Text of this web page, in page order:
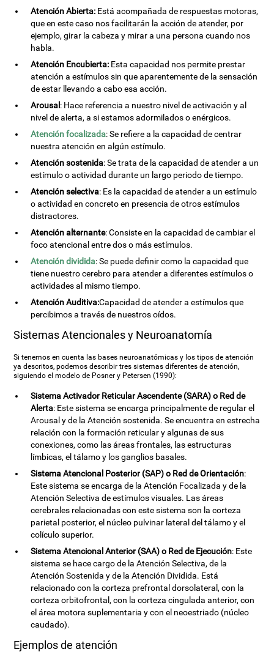
Atención Abierta: Está acompañada de respuestas motoras,
que en este caso nos facilitarán la acción de atender, por
ejemplo, girar la cabeza y mirar a una persona cuando nos
habla.
Atención Encubierta: Esta capacidad nos permite prestar
atención a estímulos sin que aparentemente de la sensación
de estar llevando a cabo esa acción.
Arousal : Hace referencia a nuestro nivel de activación y al
nivel de alerta, a si estamos adormilados o enérgicos.
Atención focalizada: Se refiere a la capacidad de centrar
nuestra atención en algún estímulo.
Atención sostenida: Se trata de la capacidad de atender a un
estímulo o actividad durante un largo periodo de tiempo.
Atención selectiva: Es la capacidad de atender a un estímulo
o actividad en concreto en presencia de otros estímulos
distractores.
Atención alternante: Consiste en la capacidad de cambiar el
foco atencional entre dos o más estímulos.
Atención dividida: Se puede definir como la capacidad que
tiene nuestro cerebro para atender a diferentes estímulos o
actividades al mismo tiempo.
Atención Auditiva:Capacidad de atender a estímulos que
percibimos a través de nuestros oídos.
Sistemas Atencionales y Neuroanatomía
Si tenemos en cuenta las bases neuroanatómicas y los tipos de atención
ya descritos, podemos describir tres sistemas diferentes de atención,
siguiendo el modelo de Posner y Petersen (1990):
Sistema Activador Reticular Ascendente (SARA) o Red de
Alerta: Este sistema se encarga principalmente de regular el
Arousal y de la Atención sostenida. Se encuentra en estrecha
relación con la formación reticular y algunas de sus
conexiones, como las áreas frontales, las estructuras
límbicas, el tálamo y los ganglios basales.
Sistema Atencional Posterior (SAP) o Red de Orientación:
Este sistema se encarga de la Atención Focalizada y de la
Atención Selectiva de estímulos visuales. Las áreas
cerebrales relacionadas con este sistema son la corteza
parietal posterior, el núcleo pulvinar lateral del tálamo y el
colículo superior.
Sistema Atencional Anterior (SAA) o Red de Ejecución: Este
sistema se hace cargo de la Atención Selectiva, de la
Atención Sostenida y de la Atención Dividida. Está
relacionado con la corteza prefrontal dorsolateral, con la
corteza orbitofrontal, con la corteza cingulada anterior, con
el área motora suplementaria y con el neoestriado (núcleo
caudado).
Ejemplos de atención